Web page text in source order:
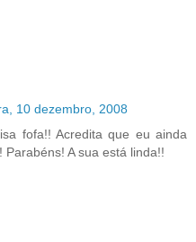
10 dezembro, 2008
fofa!! Acredita que eu ainda
A sua está linda!!